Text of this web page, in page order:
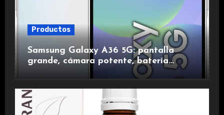
Productos
Samsung Galaxy A36 5G: pantalla
grande, cámara potente, batería
duradera y carga rápida para una